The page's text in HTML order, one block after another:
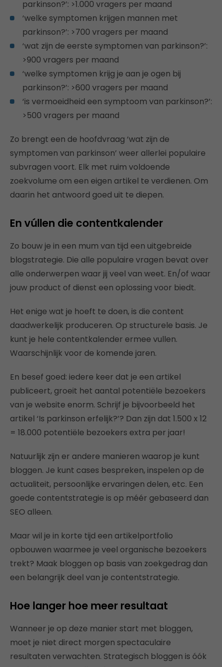
parkinson?’: >1.000 vragers per maand
‘welke symptomen krijgen mannen met
parkinson?’: >700 vragers per maand
‘wat zijn de eerste symptomen van parkinson?’:
>900 vragers per maand
‘welke symptomen krijg je aan je ogen bij
parkinson?’: >600 vragers per maand
‘is vermoeidheid een symptoom van parkinson?’:
>500 vragers per maand
Zo brengt een de hoofdvraag ‘wat zijn de
symptomen van parkinson’ weer allerlei populaire
subvragen voort. Elk met ruim voldoende
zoekvolume om een eigen artikel te verdienen. Om
daarin het antwoord goed uit te diepen.
En vúllen die contentkalender
Zo bouw je in een mum van tijd een uitgebreide
blogstrategie. Die alle populaire vragen bevat over
alle onderwerpen waar jij veel van weet. En/of waar
jouw product of dienst een oplossing voor biedt.
Het enige wat je hoeft te doen, is die content
daadwerkelijk produceren. Op structurele basis. Je
kunt je hele contentkalender ermee vullen.
Waarschijnlijk voor de komende jaren.
En besef goed: iedere keer dat je een artikel
publiceert, groeit het aantal potentiële bezoekers
van je website enorm. Schrijf je bijvoorbeeld het
artikel ‘Is parkinson erfelijk?’? Dan zijn dat 1.500 x 12
= 18.000 potentiële bezoekers extra per jaar!
Natuurlijk zijn er andere manieren waarop je kunt
bloggen. Je kunt cases bespreken, inspelen op de
actualiteit, persoonlijke ervaringen delen, etc. Een
goede contentstrategie is op méér gebaseerd dan
SEO alleen.
Maar wil je in korte tijd een artikelportfolio
opbouwen waarmee je veel organische bezoekers
trekt? Maak bloggen op basis van zoekgedrag dan
een belangrijk deel van je contentstrategie.
Hoe langer hoe meer resultaat
Wanneer je op deze manier start met bloggen,
moet je niet direct morgen spectaculaire
resultaten verwachten. Strategisch bloggen is óók